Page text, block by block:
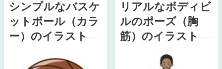
シンプルなバスケ
ットボール（カラ
ー）のイラスト
リアルなボディビ
ルのポーズ（胸
筋）のイラスト